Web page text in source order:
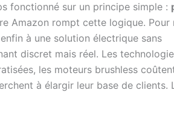
fonctionné sur un principe simple :
Amazon rompt cette logique. Pour
à une solution électrique sans
discret mais réel. Les
les moteurs brushless
à élargir leur base de clients.